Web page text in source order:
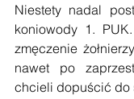
Niestety nadal
koniowody 1.
zmęczenie
nawet po
chcieli dopuścić do